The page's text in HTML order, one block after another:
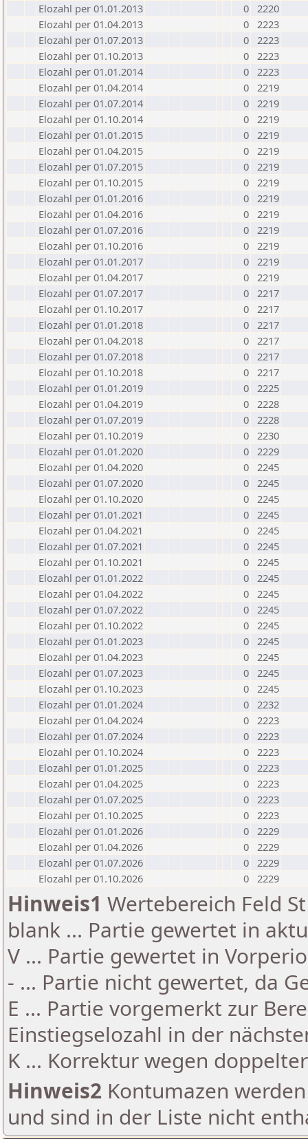
Elozahl per 01.01.2013
0 2220
Elozahl per 01.04.2013
0 2223
Elozahl per 01.07.2013
0 2223
Elozahl per 01.10.2013
0 2223
Elozahl per 01.01.2014
0 2223
Elozahl per 01.04.2014
0 2219
Elozahl per 01.07.2014
0 2219
Elozahl per 01.10.2014
0 2219
Elozahl per 01.01.2015
0 2219
Elozahl per 01.04.2015
0 2219
Elozahl per 01.07.2015
0 2219
Elozahl per 01.10.2015
0 2219
Elozahl per 01.01.2016
0 2219
Elozahl per 01.04.2016
0 2219
Elozahl per 01.07.2016
0 2219
Elozahl per 01.10.2016
0 2219
Elozahl per 01.01.2017
0 2219
Elozahl per 01.04.2017
0 2219
Elozahl per 01.07.2017
0 2217
Elozahl per 01.10.2017
0 2217
Elozahl per 01.01.2018
0 2217
Elozahl per 01.04.2018
0 2217
Elozahl per 01.07.2018
0 2217
Elozahl per 01.10.2018
0 2217
Elozahl per 01.01.2019
0 2225
Elozahl per 01.04.2019
0 2228
Elozahl per 01.07.2019
0 2228
Elozahl per 01.10.2019
0 2230
Elozahl per 01.01.2020
0 2229
Elozahl per 01.04.2020
0 2245
Elozahl per 01.07.2020
0 2245
Elozahl per 01.10.2020
0 2245
Elozahl per 01.01.2021
0 2245
Elozahl per 01.04.2021
0 2245
Elozahl per 01.07.2021
0 2245
Elozahl per 01.10.2021
0 2245
Elozahl per 01.01.2022
0 2245
Elozahl per 01.04.2022
0 2245
Elozahl per 01.07.2022
0 2245
Elozahl per 01.10.2022
0 2245
Elozahl per 01.01.2023
0 2245
Elozahl per 01.04.2023
0 2245
Elozahl per 01.07.2023
0 2245
Elozahl per 01.10.2023
0 2245
Elozahl per 01.01.2024
0 2232
Elozahl per 01.04.2024
0 2223
Elozahl per 01.07.2024
0 2223
Elozahl per 01.10.2024
0 2223
Elozahl per 01.01.2025
0 2223
Elozahl per 01.04.2025
0 2223
Elozahl per 01.07.2025
0 2223
Elozahl per 01.10.2025
0 2223
Elozahl per 01.01.2026
0 2229
Elozahl per 01.04.2026
0 2229
Elozahl per 01.07.2026
0 2229
Elozahl per 01.10.2026
0 2229
Hinweis1 Wertebereich Feld
blank ... Partie gewertet in
V ... Partie gewertet in
- ... Partie nicht gewertet, da
E ... Partie vorgemerkt zur
Einstiegselozahl in der
K ... Korrektur wegen
Hinweis2 Kontumazen
und sind in der Liste nicht